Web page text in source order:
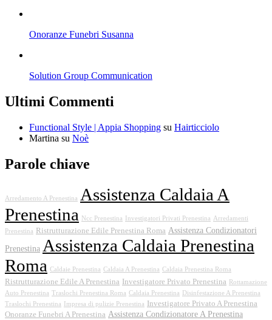
Onoranze Funebri Susanna
Solution Group Communication
Ultimi Commenti
Functional Style | Appia Shopping su Hairticciolo
Martina su Noè
Parole chiave
Arredamento A Prenestina
Assistenza Caldaia A
Prenestina
Ncc Prenestina Investigatori Privati Prenestina Arredamenti
Prenestina Ristrutturazione Edile Prenestina Roma Assistenza Condizionatori
Prenestina Assistenza Caldaia Prenestina
Roma Caldaie Prenestina Caldaia A Prenestina Caldaia Prenestina Roma
Ristrutturazione Edile A Prenestina Investigatore Privato Prenestina
Rottamazione
Auto Prenestina Traslochi Prenestina Roma Caldaia Prenestina
Disinfestazione A Prenestina
Traslochi Prenestina
Impresa di pulizie Prenestina Investigatore Privato A Prenestina
Onoranze Funebri A Prenestina Assistenza Condizionatore A Prenestina